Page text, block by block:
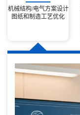
机械结构/电气方案设计
图纸和制造工艺优化